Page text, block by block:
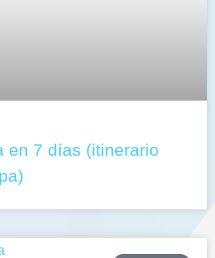
en 7 días (itinerario